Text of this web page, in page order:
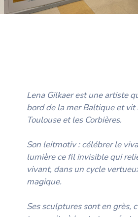
Lena Gilkaer est une artiste
bord de la mer Baltique etvit
Toulouse et les Corbières.
Son leitmotiv : célébrer le
lumière ce fil invisible qui
vivant, dans un cycle
magique.
Ses sculptures sont en grès,